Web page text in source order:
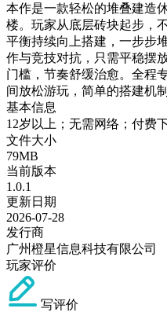
本作是一款轻松的堆叠建造
楼。玩家从底层砖块起步，
平衡持续向上搭建，一步步
作与竞技对抗，只需平稳摆
门槛，节奏舒缓治愈。全程
间放松游玩，简单的搭建机
基本信息
12岁以上；无需网络；付费
文件大小
79MB
当前版本
1.0.1
更新日期
2026-07-28
发行商
广州橙星信息科技有限公司
玩家评价
写评价